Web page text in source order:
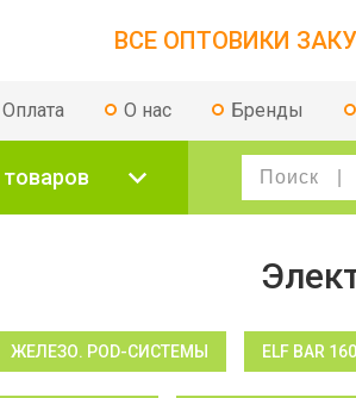
ВСЕ ОПТОВИКИ
Оплата О нас Бренды
ЖЕЛЕЗО. POD-СИСТЕМЫ ELF BAR